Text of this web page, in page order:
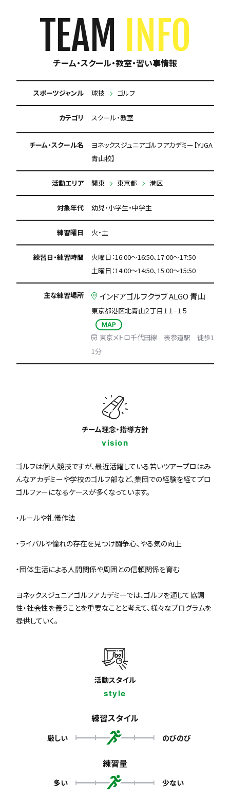
TEAM INFO
チーム・スクール・教室・習い事情報
スポーツジャンル 球技 ゴルフ
カテゴリ スクール・教室
チーム・スクール名
ヨネックスジュニアゴルフアカデミー【YJGA
青山校】
活動エリア 関東 東京都 港区
対象年代 幼児・小学生・中学生
練習曜日 火・土
練習日・練習時間
火曜日：16:00～16:50、17:00～17:50
土曜日：14:00～14:50、15:00～15:50
主な練習場所 インドアゴルフクラブ ALGO 青山
東京都港区北青山２丁目１１−１５
MAP
東京メトロ千代田線 表参道駅 徒歩1
1分
チーム理念・指導方針
vision
ゴルフは個人競技ですが、最近活躍している若いツアープロはみ
んなアカデミーや学校のゴルフ部など、集団での経験を経てプロ
ゴルファーになるケースが多くなっています。
・ルールや礼儀作法
・ライバルや憧れの存在を見つけ闘争心、やる気の向上
・団体生活による人間関係や周囲との信頼関係を育む
ヨネックスジュニアゴルフアカデミーでは、ゴルフを通じて協調
性・社会性を養うことを重要なことと考えて、様々なプログラムを
提供していく。
活動スタイル
style
練習スタイル
厳しい のびのび
練習量
多い 少ない